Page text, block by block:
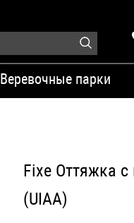
Веревочные парки
Fixe Оттяжка с
(UIAA)